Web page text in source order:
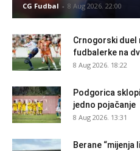
CG Fudbal - 8 Aug 2026. 22:00
Crnogorski duel
fudbalerke na
8 Aug 2026. 18:22
Podgorica
jedno pojačanje
8 Aug 2026. 13:31
Berane “mijenja